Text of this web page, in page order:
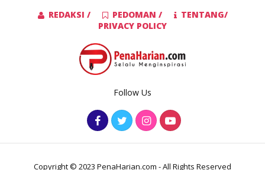
REDAKSI / PEDOMAN /
TENTANG/
PRIVACY POLICY
Follow Us
Copyright © 2023 PenaHarian.com - All Rights Reserved